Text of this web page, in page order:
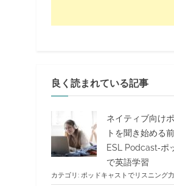
良く読まれている記事
ネイティブ向け
トを聞き始める
ESL Podcast‐ポ
で英語学習
カテゴリ: ポッドキャストでリスニング